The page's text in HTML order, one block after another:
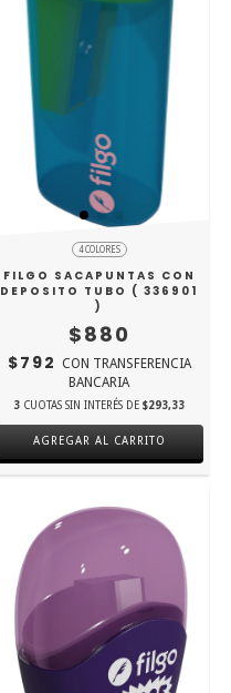
4 COLORES
FILGO SACAPUNTAS CON
DEPOSITO TUBO ( 336901
)
$880
$792 CON TRANSFERENCIA
BANCARIA
3 CUOTAS SIN INTERÉS DE $293,33
AGREGAR AL CARRITO